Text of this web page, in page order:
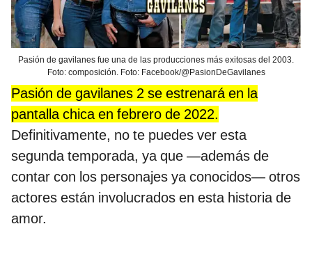
Pasión de gavilanes fue una de las producciones más exitosas del 2003.
Foto: composición. Foto: Facebook/@PasionDeGavilanes
Pasión de gavilanes 2 se estrenará en la
pantalla chica en febrero de 2022.
Definitivamente, no te puedes ver esta
segunda temporada, ya que —además de
contar con los personajes ya conocidos— otros
actores están involucrados en esta historia de
amor.